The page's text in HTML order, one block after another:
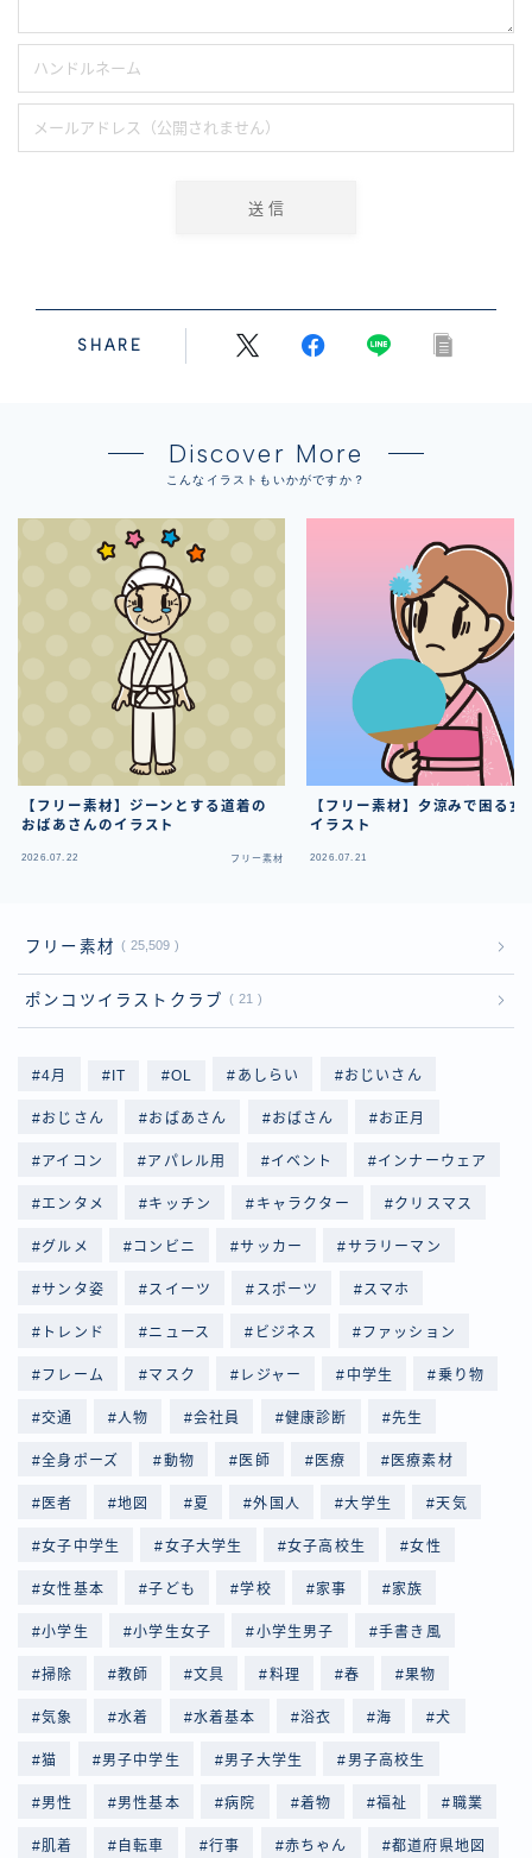
SHARE
Discover More
こんなイラストもいかがですか？
【フリー素材】ジーンとする道着の
おばあさんのイラスト
2026.07.22 フリー素材
【フリー素材】夕涼みで困る女
イラスト
2026.07.21
フリー素材 25,509
ポンコツイラストクラブ 21
4月 IT OL あしらい おじいさん
おじさん おばあさん おばさん お正月
アイコン アパレル用 イベント インナーウェア
エンタメ キッチン キャラクター クリスマス
グルメ コンビニ サッカー サラリーマン
サンタ姿 スイーツ スポーツ スマホ
トレンド ニュース ビジネス ファッション
フレーム マスク レジャー 中学生 乗り物
交通 人物 会社員 健康診断 先生
全身ポーズ 動物 医師 医療 医療素材
医者 地図 夏 外国人 大学生 天気
女子中学生 女子大学生 女子高校生 女性
女性基本 子ども 学校 家事 家族
小学生 小学生女子 小学生男子 手書き風
掃除 教師 文具 料理 春 果物
気象 水着 水着基本 浴衣 海 犬
猫 男子中学生 男子大学生 男子高校生
男性 男性基本 病院 着物 福祉 職業
肌着 自転車 行事 赤ちゃん 都道府県地図